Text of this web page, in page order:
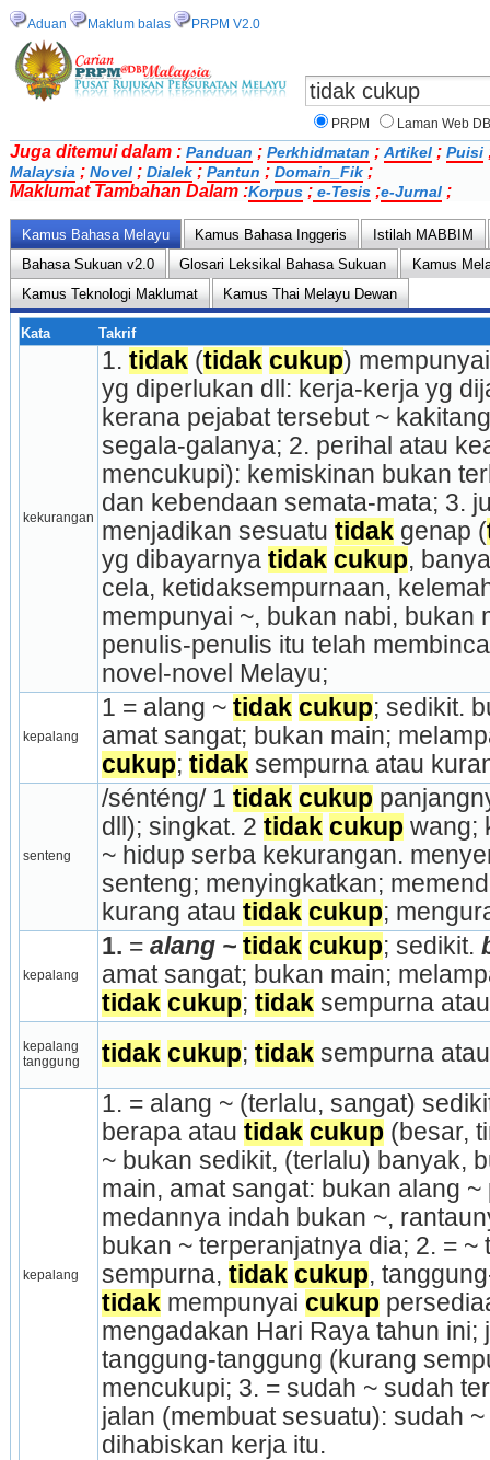
Aduan Maklum balas PRPM V2.0
PRPM Laman Web
Juga ditemui dalam : Panduan ; Perkhidmatan ; Artikel ; Puisi
Malaysia ; Novel ; Dialek ; Pantun ; Domain_Fik ;
Maklumat Tambahan Dalam :Korpus ; e-Tesis ;e-Jurnal ;
Kamus Bahasa Melayu Kamus Bahasa Inggeris
Istilah MABBIM
Bahasa Sukuan v2.0
Glosari Leksikal Bahasa Sukuan
Kamus
Kamus Teknologi Maklumat
Kamus Thai Melayu Dewan
Kata Takrif
kekurangan
1. tidak (tidak cukup)
yg diperlukan dll: kerja-kerja yg
kerana pejabat tersebut ~
segala-galanya; 2. perihal atau
mencukupi): kemiskinan bukan
dan kebendaan semata-mata; 3.
menjadikan sesuatu tidak genap (
yg dibayarnya tidak cukup,
cela, ketidaksempurnaan,
mempunyai ~, bukan nabi, bukan
penulis-penulis itu telah
novel-novel Melayu;
kepalang
1 = alang ~ tidak cukup; sedikit.
amat sangat; bukan main;
cukup; tidak sempurna atau
senteng
/sénténg/ 1 tidak cukup
dll); singkat. 2 tidak cukup wang;
~ hidup serba kekurangan.
senteng; menyingkatkan;
kurang atau tidak cukup;
kepalang
1. = alang ~ tidak cukup; sedikit.
amat sangat; bukan main;
tidak cukup; tidak sempurna
kepalang
tanggung
tidak cukup; tidak sempurna
kepalang
1. = alang ~ (terlalu, sangat)
berapa atau tidak cukup (besar,
~ bukan sedikit, (terlalu) banyak,
main, amat sangat: bukan alang
medannya indah bukan ~,
bukan ~ terperanjatnya dia; 2. = ~
sempurna, tidak cukup
tidak mempunyai cukup
mengadakan Hari Raya tahun ini;
tanggung-tanggung (kurang
mencukupi; 3. = sudah ~ sudah
jalan (mem­buat sesuatu): sudah
dihabiskan kerja itu.